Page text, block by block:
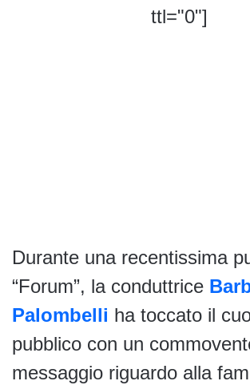
ttl="0"]
Durante una recentissima
“Forum”, la conduttrice
Palombelli ha toccato il
pubblico con un
messaggio riguardo alla